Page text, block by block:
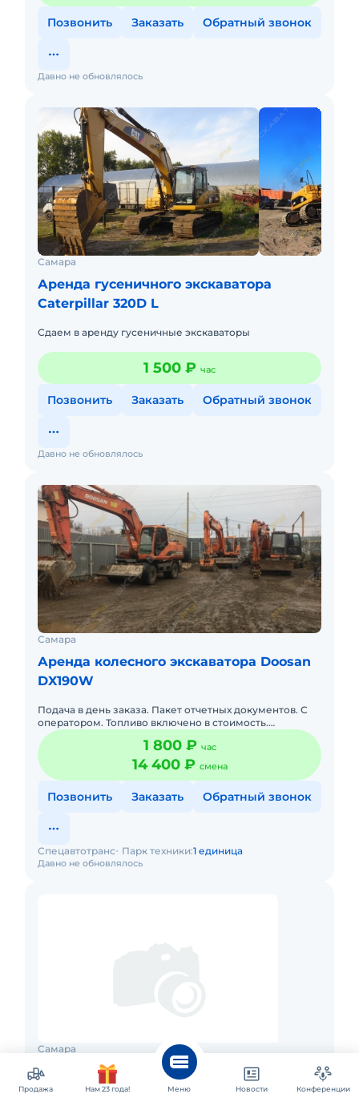
Позвонить Заказать Обратный звонок
Давно не обновлялось
Самара
Аренда гусеничного экскаватора
Caterpillar 320D L
Сдаем в аренду гусеничные экскаваторы
1 500 ₽ час
Позвонить Заказать Обратный звонок
Давно не обновлялось
Самара
Аренда колесного экскаватора Doosan
DX190W
Подача в день заказа. Пакет отчетных документов. С
оператором. Топливо включено в стоимость.
Бесплатная доставка на место.
1 800 ₽ час
14 400 ₽ смена
Позвонить Заказать Обратный звонок
Давно не обновлялось
Спецавтотранс Парк техники:1 единица
Самара
Аренда гусеничного экскаватора
Komatsu PC220
Продажа Нам 23 года! Меню Новости Конференции